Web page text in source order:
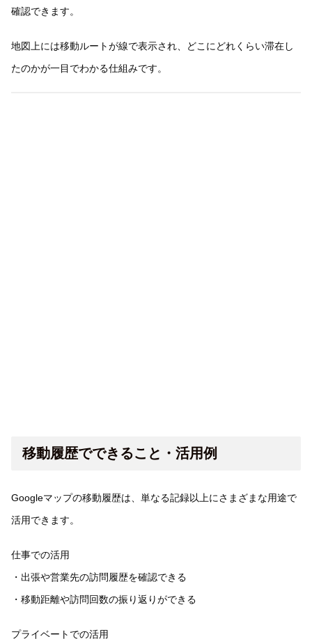
確認できます。
地図上には移動ルートが線で表示され、どこにどれくらい滞在し
たのかが一目でわかる仕組みです。
移動履歴でできること・活用例
Googleマップの移動履歴は、単なる記録以上にさまざまな用途で
活用できます。
仕事での活用
・出張や営業先の訪問履歴を確認できる
・移動距離や訪問回数の振り返りができる
プライベートでの活用